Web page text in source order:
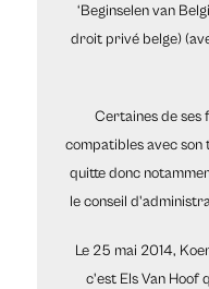
‘Beginselen van
droit privé belge)
Certaines de ses
compatibles avec son
quitte donc
le conseil
Le 25 mai 2014,
c'est Els Van Hoof